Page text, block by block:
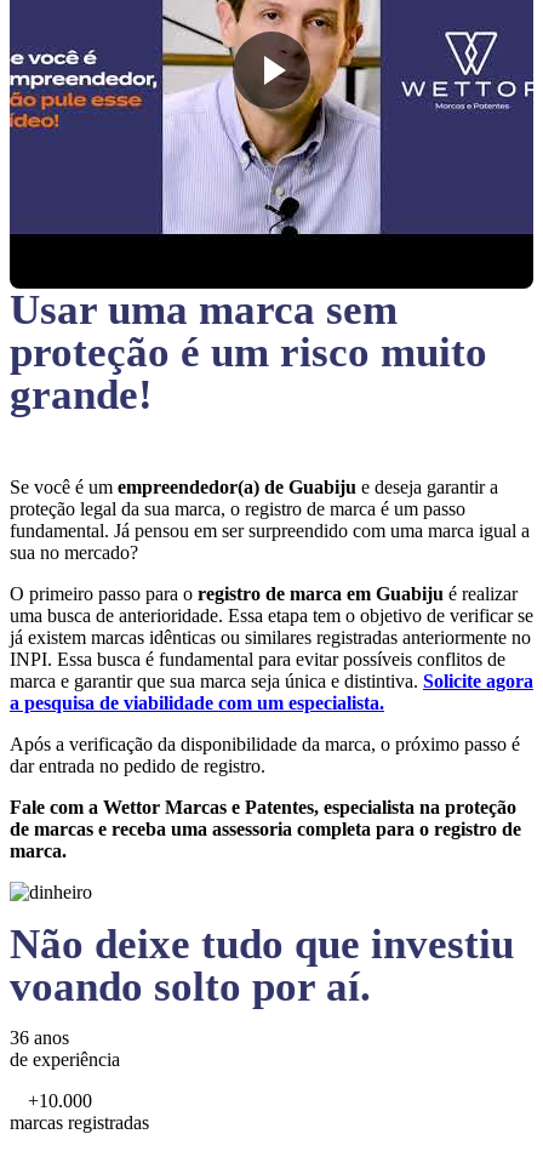
Usar uma marca sem
proteção é um risco muito
grande!
Se você é um empreendedor(a) de Guabiju e deseja garantir a
proteção legal da sua marca, o registro de marca é um passo
fundamental. Já pensou em ser surpreendido com uma marca igual a
sua no mercado?
O primeiro passo para o registro de marca em Guabiju é realizar
uma busca de anterioridade. Essa etapa tem o objetivo de verificar se
já existem marcas idênticas ou similares registradas anteriormente no
INPI. Essa busca é fundamental para evitar possíveis conflitos de
marca e garantir que sua marca seja única e distintiva. Solicite agora
a pesquisa de viabilidade com um especialista.
Após a verificação da disponibilidade da marca, o próximo passo é
dar entrada no pedido de registro.
Fale com a Wettor Marcas e Patentes, especialista na proteção
de marcas e receba uma assessoria completa para o registro de
marca.
Não deixe tudo que investiu
voando solto por aí.
36 anos
de experiência
+10.000
marcas registradas